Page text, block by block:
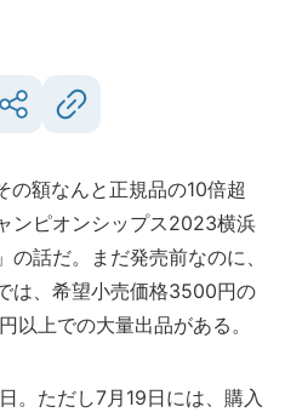
額なんと正規品の10倍超
ンピオンシップス2023横浜
話だ。まだ発売前なのに、
は、希望小売価格3500円の
以上での大量出品がある。
ただし7月19日には、購入